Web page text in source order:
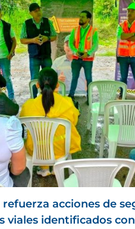
acciones de
viales identificados